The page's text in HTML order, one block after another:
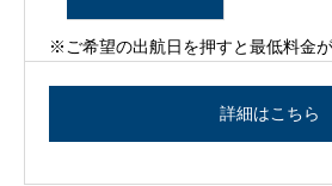
※ご希望の出航日を押すと最低料金
詳細はこちら